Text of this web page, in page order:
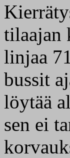
tilaajan
linjaa
bussit
löytää
sen ei